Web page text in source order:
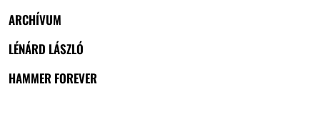
ARCHÍVUM
LÉNÁRD LÁSZLÓ
HAMMER FOREVER